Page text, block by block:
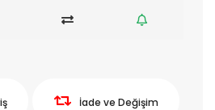
İade ve Değişim